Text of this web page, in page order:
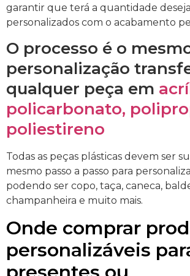
garantir que terá a quantidade
personalizados com o acabamento
O processo é o
personalização
qualquer peça em
policarbonato,
poliestireno
Todas as peças plásticas devem ser
mesmo passo a passo para
podendo ser copo, taça, caneca,
champanheira e muito mais.
Onde comprar
personalizáveis